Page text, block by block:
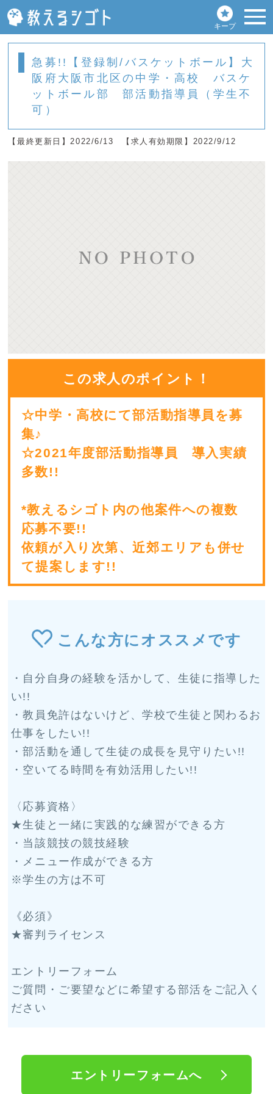
キープ
急募!!【登録制/バスケットボール】大
阪府大阪市北区の中学・高校 バスケ
ットボール部 部活動指導員（学生不
可）
【最終更新日】2022/6/13 【求人有効期限】2022/9/12
この求人のポイント！
☆中学・高校にて部活動指導員を募
集♪
☆2021年度部活動指導員 導入実績
多数!!
*教えるシゴト内の他案件への複数
応募不要!!
依頼が入り次第、近郊エリアも併せ
て提案します!!
こんな方にオススメです
・自分自身の経験を活かして、生徒に指導した
い!!
・教員免許はないけど、学校で生徒と関わるお
仕事をしたい!!
・部活動を通して生徒の成長を見守りたい!!
・空いてる時間を有効活用したい!!
〈応募資格〉
★生徒と一緒に実践的な練習ができる方
・当該競技の競技経験
・メニュー作成ができる方
※学生の方は不可
《必須》
★審判ライセンス
エントリーフォーム
ご質問・ご要望などに希望する部活をご記入く
ださい
エントリーフォームへ